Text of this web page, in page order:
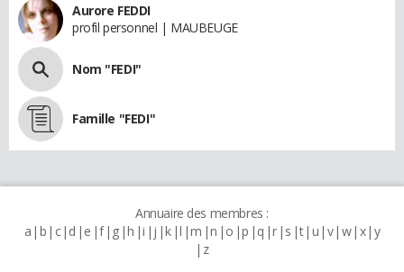
Aurore FEDDI
profil personnel | MAUBEUGE
Nom "FEDI"
Famille "FEDI"
Annuaire des membres :
a b c d e f g h i j k l m n o p q r s t u v w x y
z